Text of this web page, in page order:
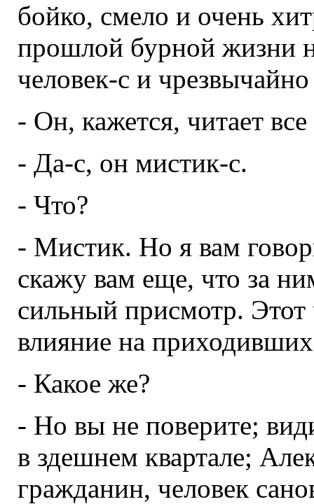
бойко, смело и очень
прошлой бурной жизни
человек-с и
- Он, кажется, читает
- Да-с, он мистик-с.
- Что?
- Мистик. Но я вам
скажу вам еще, что за
сильный присмотр.
влияние на
- Какое же?
- Но вы не поверите;
в здешнем квартале;
гражданин, человек